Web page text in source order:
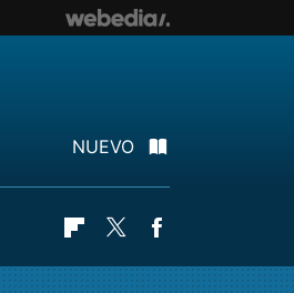
NUEVO
Flipboard
Twitter